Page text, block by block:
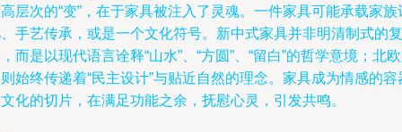
层次的“变”，在于家具被注入了灵魂。一件家具可能承载家族
手艺传承，或是一个文化符号。新中式家具并非明清制式的复
而是以现代语言诠释“山水”、“方圆”、“留白”的哲学意境；北
始终传递着“民主设计”与贴近自然的理念。家具成为情感的容
化的切片，在满足功能之余，抚慰心灵，引发共鸣。